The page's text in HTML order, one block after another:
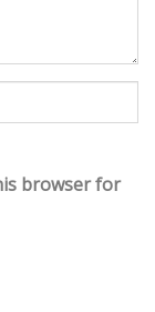
browser for